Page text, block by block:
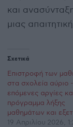
και
μιας
Σχετικά
Επιστροφή των
στα σχολεία αύριο
επόμενες αργίες
πρόγραμμα λήξης
μαθημάτων και
19 Απριλίου 2026,